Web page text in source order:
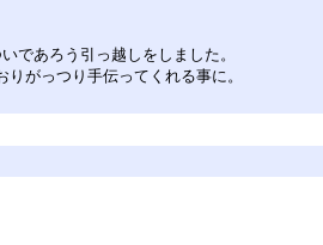
であろう引っ越しをしました。
がっつり手伝ってくれる事に。